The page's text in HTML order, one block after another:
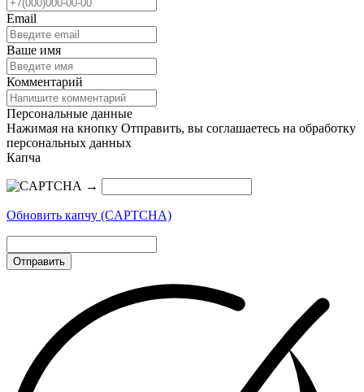
Email
Ваше имя
Комментарий
Персональные данные
Нажимая на кнопку Отправить, вы соглашаетесь на обработку
персональных данных
Капча
→
Обновить капчу (CAPTCHA)
Отправить